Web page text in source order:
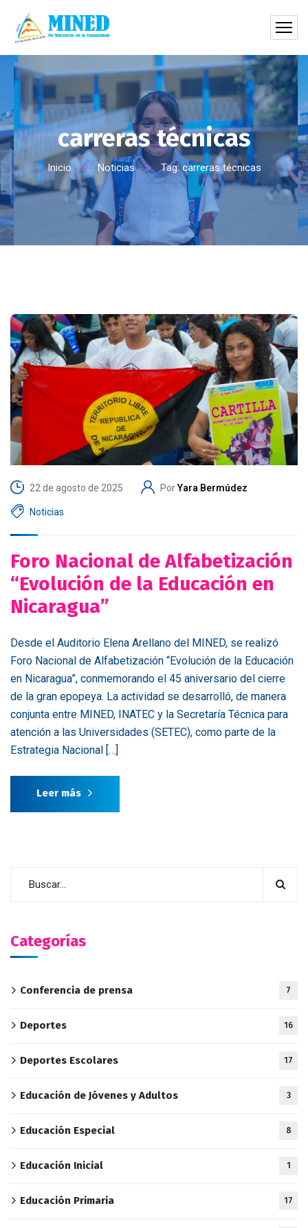
carreras técnicas
Inicio Noticias Tag: carreras técnicas
22 de agosto de 2025 PorYara Bermúdez
Noticias
Foro Nacional de Alfabetización
“Evolución de la Educación en
Nicaragua”
Desde el Auditorio Elena Arellano del MINED, se realizó
Foro Nacional de Alfabetización “Evolución de la Educación
en Nicaragua”, conmemorando el 45 aniversario del cierre
de la gran epopeya. La actividad se desarrolló, de manera
conjunta entre MINED, INATEC y la Secretaría Técnica para
atención a las Universidades (SETEC), como parte de la
Estrategia Nacional […]
Leer más
Categorías
Conferencia de prensa 7
Deportes 16
Deportes Escolares 17
Educación de Jóvenes y Adultos 3
Educación Especial 8
Educación Inicial 1
Educación Primaria 17